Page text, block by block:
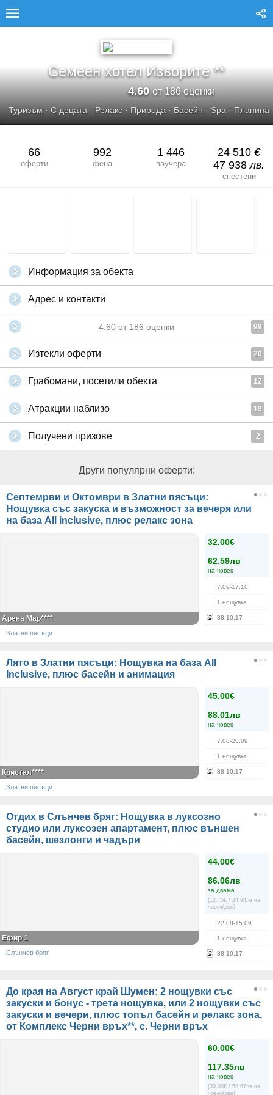
Семеен хотел Изворите **
4.60от 186 оценки
Туризъм · С децата · Релакс · Природа · Басейн · Spa · Планина
66
оферти
992
фена
1 446
ваучера
24 510 €
47 938лв.
спестени
Информация за обекта
Адрес и контакти
4.60 от 186 оценки 99
Изтекли оферти 20
Грабомани, посетили обекта 12
Атракции наблизо 19
Получени призове 2
Други популярни оферти:
Септемрви и Октомври в Златни пясъци:
Нощувка със закуска и възможност за вечеря или
на база Аll inclusive, плюс релакс зона
32.00€
62.59лв
на човек
7.09-17.10
1 нощувка
88:10:17
Арена Мар****
Златни пясъци
Лято в Златни пясъци: Нощувка на база All
Inclusive, плюс басейн и анимация
45.00€
88.01лв
на човек
7.08-20.09
1 нощувка
88:10:17
Кристал****
Златни пясъци
Отдих в Слънчев бряг: Нощувка в луксозно
студио или луксозен апартамент, плюс външен
басейн, шезлонги и чадъри
44.00€
86.06лв
за двама
(12.75€ / 24.94лв на
човек/ден)
22.08-15.09
1 нощувка
88:10:17
Ефир 1
Слънчев бряг
До края на Август край Шумен: 2 нощувки със
закуски и бонус - трета нощувка, или 2 нощувки със
закуски и вечери, плюс топъл басейн и релакс зона,
от Комплекс Черни връх**, с. Черни връх
60.00€
117.35лв
на човек
(30.00€ / 58.67лв на
човек/ден)